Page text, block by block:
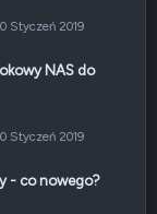
Styczeń 2019
NAS do
Styczeń 2019
- co nowego?